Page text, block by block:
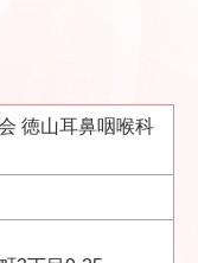
徳山耳鼻咽喉科